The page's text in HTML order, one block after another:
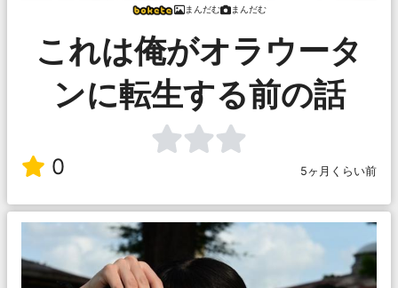
まんだむ まんだむ
これは俺がオラウータ
ンに転生する前の話
0 5ヶ月くらい前